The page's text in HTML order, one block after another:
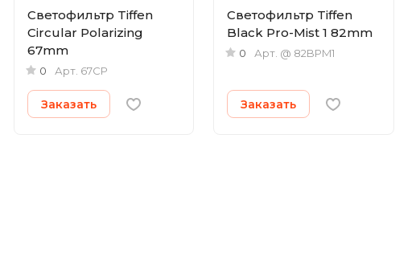
Светофильтр Tiffen
Circular Polarizing
67mm
0 Арт. 67CP
Заказать
Светофильтр Tiffen
Black Pro-Mist 1 82mm
0 Арт. @ 82BPM1
Заказать